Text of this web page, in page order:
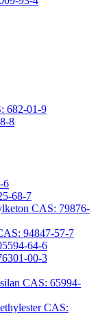
682-01-9
8
6
68-7
CAS: 79876-
94847-57-7
64-6
00-3
CAS: 65994-
CAS: